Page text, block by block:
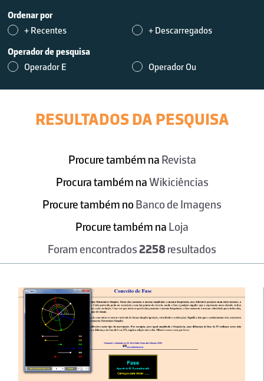
Ordenar por
+ Recentes
+ Descarregados
Operador de pesquisa
Operador E
Operador Ou
RESULTADOS DA PESQUISA
Procure também na Revista
Procura também naWikiciências
Procure também no Banco de Imagens
Procure também na Loja
Foram encontrados2258 resultados